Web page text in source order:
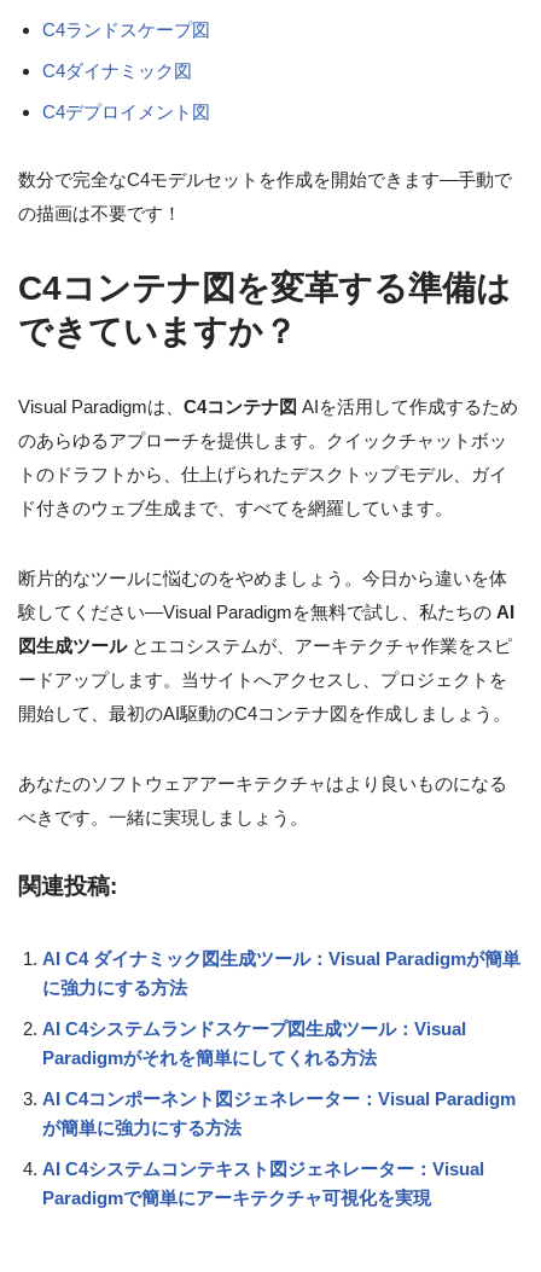
C4ランドスケープ図
C4ダイナミック図
C4デプロイメント図
数分で完全なC4モデルセットを作成を開始できます—手動で
の描画は不要です！
C4コンテナ図を変革する準備は
できていますか？
Visual Paradigmは、 C4コンテナ図 AIを活用して作成するため
のあらゆるアプローチを提供します。クイックチャットボッ
トのドラフトから、仕上げられたデスクトップモデル、ガイ
ド付きのウェブ生成まで、すべてを網羅しています。
断片的なツールに悩むのをやめましょう。今日から違いを体
験してください—Visual Paradigmを無料で試し、私たちの AI
図生成ツールとエコシステムが、アーキテクチャ作業をスピ
ードアップします。当サイトへアクセスし、プロジェクトを
開始して、最初のAI駆動のC4コンテナ図を作成しましょう。
あなたのソフトウェアアーキテクチャはより良いものになる
べきです。一緒に実現しましょう。
関連投稿:
AI C4 ダイナミック図生成ツール：Visual Paradigmが簡単
に強力にする方法
AI C4システムランドスケープ図生成ツール：Visual
Paradigmがそれを簡単にしてくれる方法
AI C4コンポーネント図ジェネレーター：Visual Paradigm
が簡単に強力にする方法
AI C4システムコンテキスト図ジェネレーター：Visual
Paradigmで簡単にアーキテクチャ可視化を実現